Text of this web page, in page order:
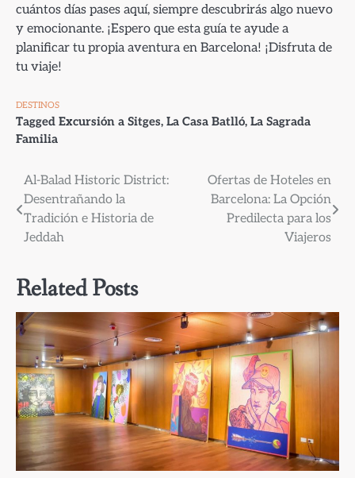
cuántos días pases aquí, siempre descubrirás algo nuevo
y emocionante. ¡Espero que esta guía te ayude a
planificar tu propia aventura en Barcelona! ¡Disfruta de
tu viaje!
DESTINOS
Tagged Excursión a Sitges, La Casa Batlló, La Sagrada
Familia
Navegación
de
entradas
Al-Balad Historic District:
Desentrañando la
Tradición e Historia de
Jeddah
Ofertas de Hoteles en
Barcelona: La Opción
Predilecta para los
Viajeros
Related Posts